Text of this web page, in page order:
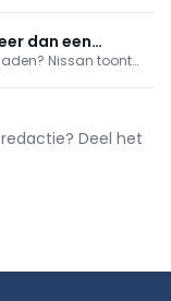
dan een
Nissan toont
energie als
Deel het